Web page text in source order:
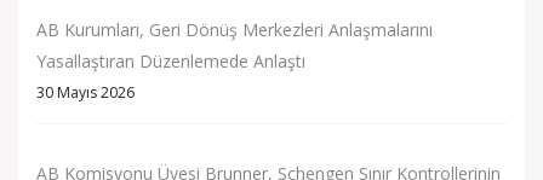
AB Kurumları, Geri Dönüş Merkezleri Anlaşmalarını
Yasallaştıran Düzenlemede Anlaştı
30 Mayıs 2026
AB Komisyonu Üyesi Brunner, Schengen Sınır Kontrollerinin